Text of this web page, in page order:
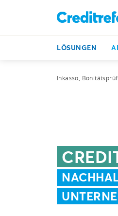
LÖSUNGEN
Inkasso,